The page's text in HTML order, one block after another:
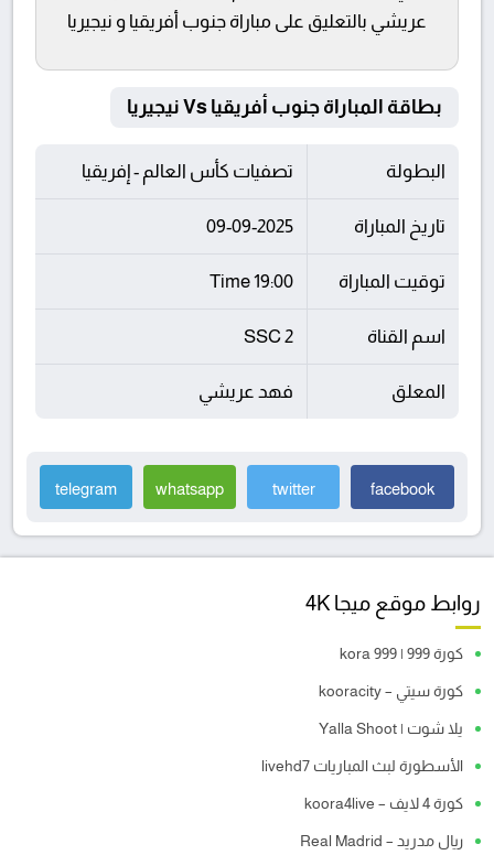
عريشي بالتعليق على مباراة جنوب أفريقيا و نيجيريا
بطاقة المباراة جنوب أفريقيا Vs نيجيريا
البطولة تصفيات كأس العالم - إفريقيا
تاريخ المباراة 09-09-2025
توقيت المباراة 19:00 Time
اسم القناة SSC 2
المعلق فهد عريشي
facebook
twitter
whatsapp
telegram
روابط موقع ميجا 4K
كورة 999 | kora 999
كورة سيتي – kooracity
يلا شوت | Yalla Shoot
الأسطورة لبث المباريات livehd7
كورة 4 لايف – koora4live
ريال مدريد – Real Madrid